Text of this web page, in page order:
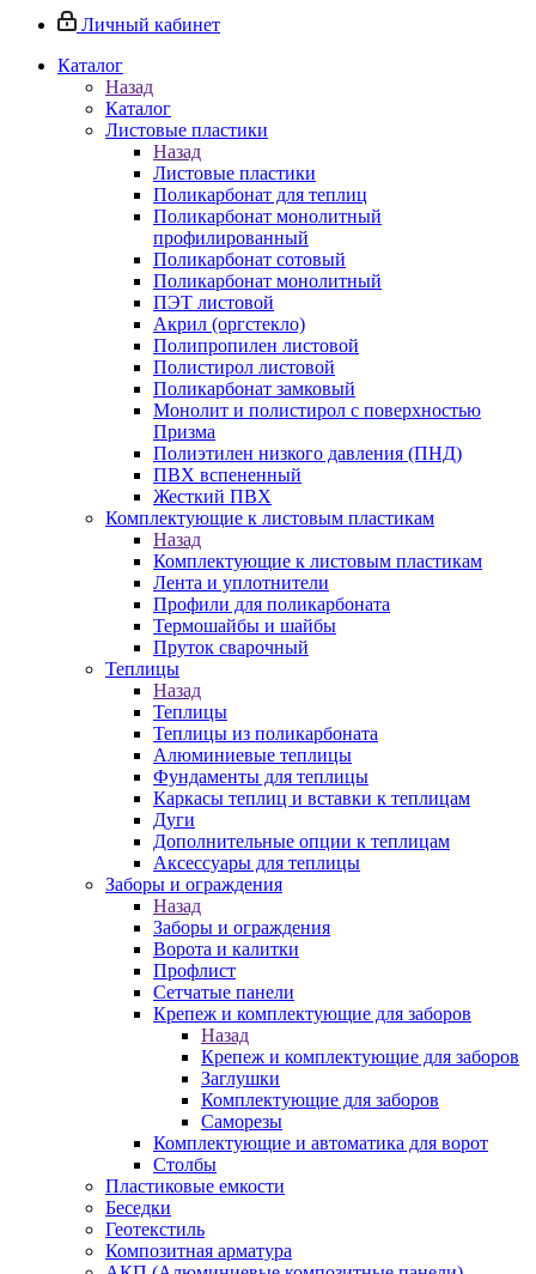
Личный кабинет
Каталог
Назад
Каталог
Листовые пластики
Назад
Листовые пластики
Поликарбонат для теплиц
Поликарбонат монолитный
профилированный
Поликарбонат сотовый
Поликарбонат монолитный
ПЭТ листовой
Акрил (оргстекло)
Полипропилен листовой
Полистирол листовой
Поликарбонат замковый
Монолит и полистирол с поверхностью
Призма
Полиэтилен низкого давления (ПНД)
ПВХ вспененный
Жесткий ПВХ
Комплектующие к листовым пластикам
Назад
Комплектующие к листовым пластикам
Лента и уплотнители
Профили для поликарбоната
Термошайбы и шайбы
Пруток сварочный
Теплицы
Назад
Теплицы
Теплицы из поликарбоната
Алюминиевые теплицы
Фундаменты для теплицы
Каркасы теплиц и вставки к теплицам
Дуги
Дополнительные опции к теплицам
Аксессуары для теплицы
Заборы и ограждения
Назад
Заборы и ограждения
Ворота и калитки
Профлист
Сетчатые панели
Крепеж и комплектующие для заборов
Назад
Крепеж и комплектующие для заборов
Заглушки
Комплектующие для заборов
Саморезы
Комплектующие и автоматика для ворот
Столбы
Пластиковые емкости
Беседки
Геотекстиль
Композитная арматура